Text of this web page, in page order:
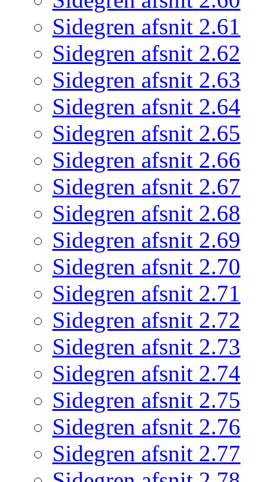
Sidegren afsnit 2.61
Sidegren afsnit 2.62
Sidegren afsnit 2.63
Sidegren afsnit 2.64
Sidegren afsnit 2.65
Sidegren afsnit 2.66
Sidegren afsnit 2.67
Sidegren afsnit 2.68
Sidegren afsnit 2.69
Sidegren afsnit 2.70
Sidegren afsnit 2.71
Sidegren afsnit 2.72
Sidegren afsnit 2.73
Sidegren afsnit 2.74
Sidegren afsnit 2.75
Sidegren afsnit 2.76
Sidegren afsnit 2.77